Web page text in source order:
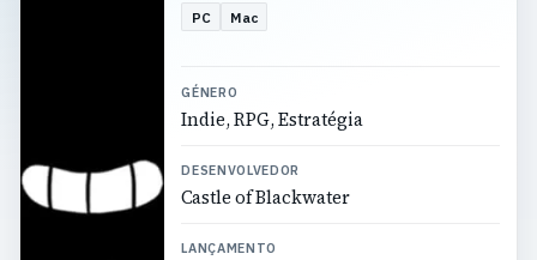
PC Mac
GÉNERO
Indie, RPG, Estratégia
DESENVOLVEDOR
Castle of Blackwater
LANÇAMENTO